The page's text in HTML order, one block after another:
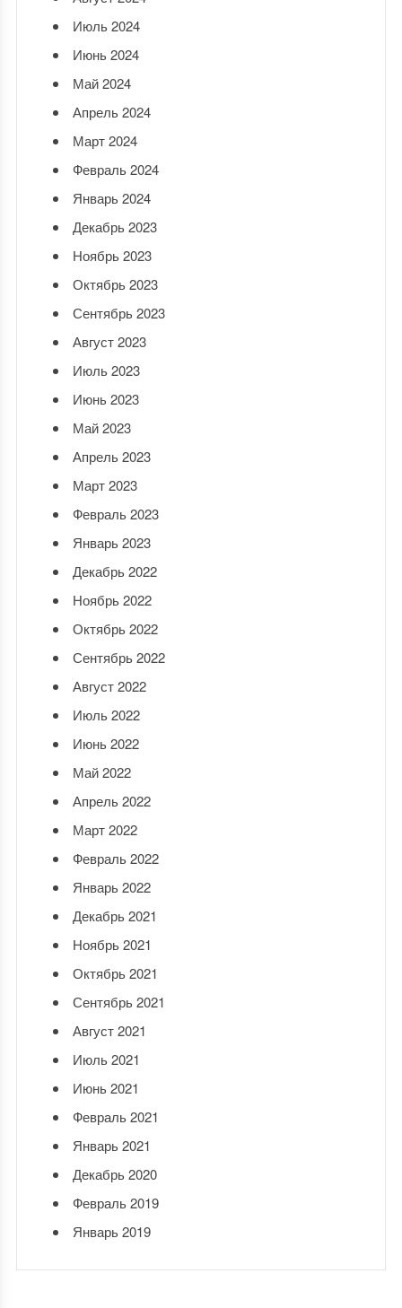
Июль 2024
Июнь 2024
Май 2024
Апрель 2024
Март 2024
Февраль 2024
Январь 2024
Декабрь 2023
Ноябрь 2023
Октябрь 2023
Сентябрь 2023
Август 2023
Июль 2023
Июнь 2023
Май 2023
Апрель 2023
Март 2023
Февраль 2023
Январь 2023
Декабрь 2022
Ноябрь 2022
Октябрь 2022
Сентябрь 2022
Август 2022
Июль 2022
Июнь 2022
Май 2022
Апрель 2022
Март 2022
Февраль 2022
Январь 2022
Декабрь 2021
Ноябрь 2021
Октябрь 2021
Сентябрь 2021
Август 2021
Июль 2021
Июнь 2021
Февраль 2021
Январь 2021
Декабрь 2020
Февраль 2019
Январь 2019